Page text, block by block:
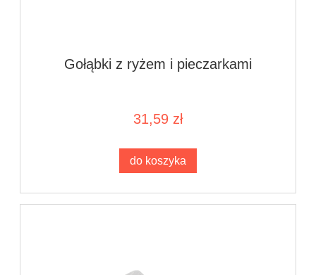
Gołąbki z ryżem i pieczarkami
31,59 zł
do koszyka